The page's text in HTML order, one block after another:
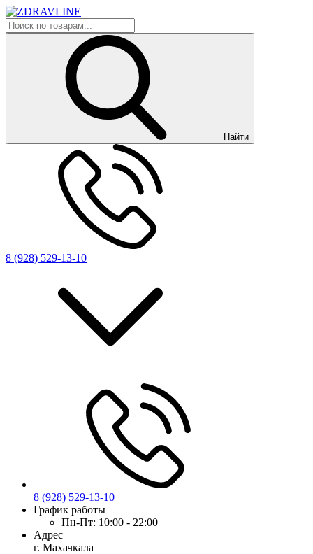
Найти
8 (928) 529-13-10
8 (928) 529-13-10
График работы
Пн-Пт: 10:00 - 22:00
Адрес
г. Махачкала